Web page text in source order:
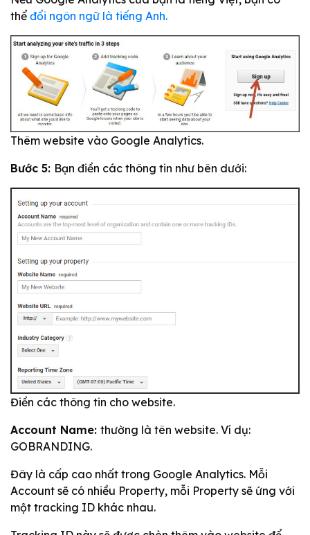
thể đổi ngôn ngữ là tiếng Anh.
Thêm website vào Google Analytics.
Bước 5: Bạn điền các thông tin như bên dưới:
Điền các thông tin cho website.
Account Name: thường là tên website. Ví dụ:
GOBRANDING.
Đây là cấp cao nhất trong Google Analytics. Mỗi
Account sẽ có nhiều Property, mỗi Property sẽ ứng với
một tracking ID khác nhau.